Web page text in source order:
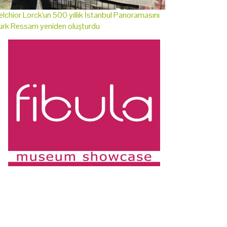
Lorck'un 500 yıllık İstanbul Panoramasını
Ressam yeniden oluşturdu